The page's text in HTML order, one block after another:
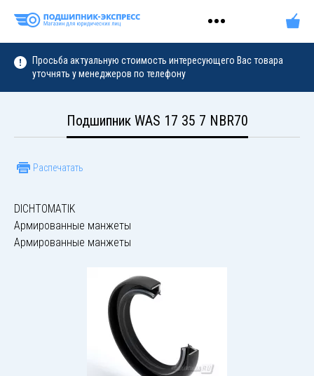
Просьба актуальную стоимость интересующего Вас товара
уточнять у менеджеров по телефону
Подшипник WAS 17 35 7 NBR70
Распечатать
DICHTOMATIK
Армированные манжеты
Армированные манжеты